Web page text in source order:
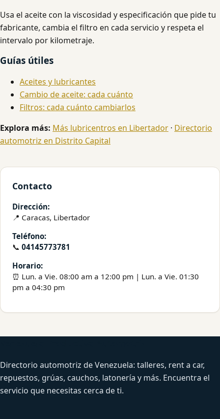
Usa el aceite con la viscosidad y especificación que pide tu
fabricante, cambia el filtro en cada servicio y respeta el
intervalo por kilometraje.
Guías útiles
Aceites y lubricantes
Cambio de aceite: cada cuánto
Filtros: cada cuánto cambiarlos
Explora más: Más lubricentros en Libertador · Directorio
automotriz en Distrito Capital
Contacto
Dirección:
📍 Caracas, Libertador
Teléfono:
📞 04145773781
Horario:
⏰ Lun. a Vie. 08:00 am a 12:00 pm | Lun. a Vie. 01:30
pm a 04:30 pm
Directorio automotriz de Venezuela: talleres, rent a car,
repuestos, grúas, cauchos, latonería y más. Encuentra el
servicio que necesitas cerca de ti.